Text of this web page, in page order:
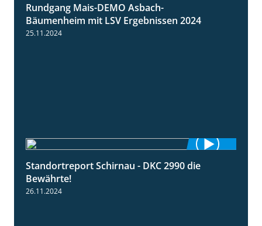
Rundgang Mais-DEMO Asbach-
Bäumenheim mit LSV Ergebnissen 2024
25.11.2024
2:14
Standortreport Schirnau - DKC 2990 die
Bewährte!
26.11.2024